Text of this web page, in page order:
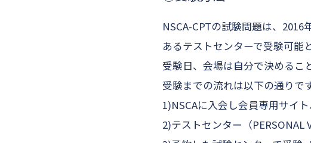
NSCA-CPTの試験問題は、
あるテストセンターで受験可能
受験日、会場は自分で決めるこ
受験までの流れは以下の通りです
1)NSCAに入会し会員専用サイト
2)テストセンター（PERSONAL